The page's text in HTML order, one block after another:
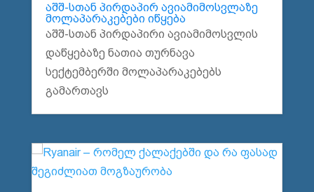
აშშ-სთან პირდაპირ ავიამიმოსვლაზე
მოლაპარაკებები იწყება
აშშ-სთან პირდაპირი ავიამიმოსვლის
დაწყებაზე ნათია თურნავა
სექტემბერში მოლაპარაკებებს
გამართავს